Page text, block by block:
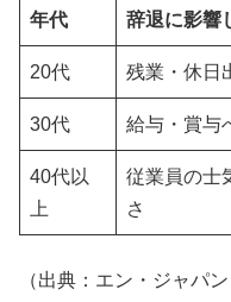
年代 辞退に影響
20代 残業・休日
30代 給与・賞与
40代以
上
従業員の士
さ
（出典：エン・ジャパ